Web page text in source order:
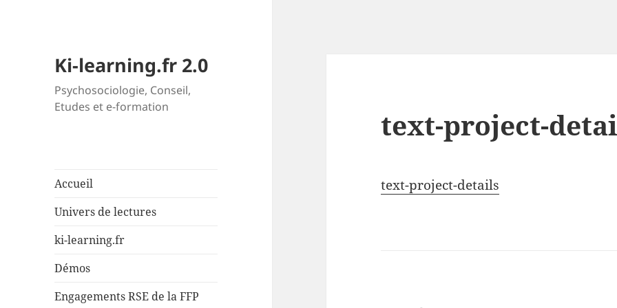
Ki-learning.fr 2.0
Psychosociologie, Conseil,
Etudes et e-formation
Accueil
Univers de lectures
ki-learning.fr
Démos
Engagements RSE de la FFP
text-project-
text-project-details